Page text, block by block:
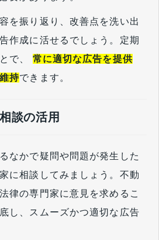
を振り返り、改善点を洗い出
作成に活せるでしょう。定期
で、 常に適切な広告を提供
持できます。
談の活用
なかで疑問や問題が発生した
に相談してみましょう。不動
律の専門家に意見を求めるこ
し、スムーズかつ適切な広告